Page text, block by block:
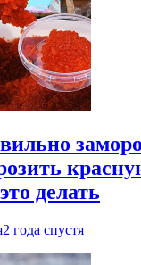
делать
2 года спустя